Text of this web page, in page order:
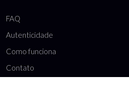
FAQ
Autenticidade
Como funciona
Contato